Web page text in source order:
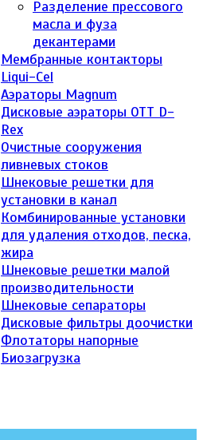
Разделение прессового
масла и фуза
декантерами
Мембранные контакторы
Liqui-Cel
Аэраторы Magnum
Дисковые аэраторы ОТТ D-
Rex
Очистные сооружения
ливневых стоков
Шнековые решетки для
установки в канал
Комбинированные установки
для удаления отходов, песка,
жира
Шнековые решетки малой
производительности
Шнековые сепараторы
Дисковые фильтры доочистки
Флотаторы напорные
Биозагрузка